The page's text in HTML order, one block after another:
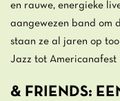
en rauwe, energieke
aangewezen band om
staan ze al jaren op
Jazz tot Americanafest
& FRIENDS: